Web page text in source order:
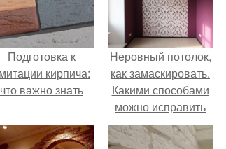
Подготовка к
кирпича:
что важно знать
Неровный потолок,
как замаскировать.
Какими способами
можно исправить
низкий и кривой
потолок